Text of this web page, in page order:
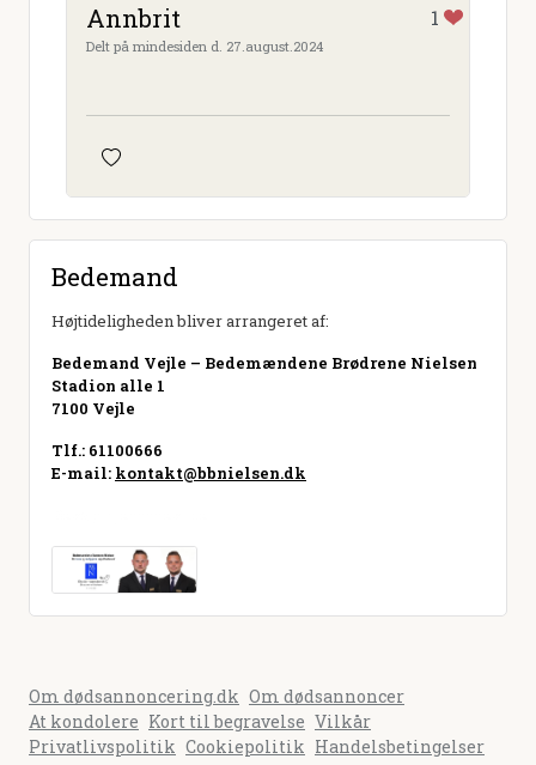
Annbrit 1
Delt på mindesiden d. 27.august.2024
Bedemand
Højtideligheden bliver arrangeret af:
Bedemand Vejle – Bedemændene Brødrene Nielsen
Stadion alle 1
7100 Vejle
Tlf.: 61100666
E-mail: kontakt@bbnielsen.dk
Om dødsannoncering.dk Om dødsannoncer
At kondolere Kort til begravelse Vilkår
Privatlivspolitik Cookiepolitik Handelsbetingelser